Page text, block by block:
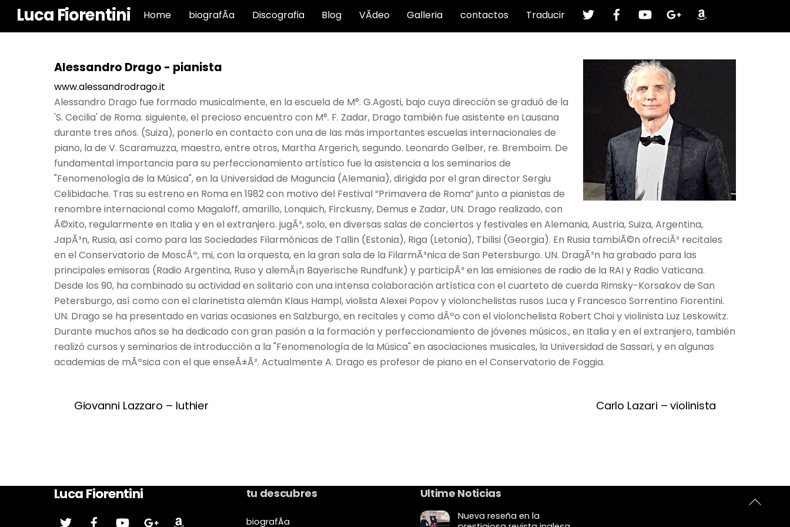
saltarLuca Fiorentini Gorjeo FacebookYoutube google
Plus
Home biografÃ­a Discografia Blog VÃ­deo Galleria contactos Traducir
Alessandro Drago - pianista
www.alessandrodrago.it
Alessandro Drago fue formado musicalmente, en la escuela de M°. G.Agosti, bajo cuya dirección se graduó de la
'S. Cecilia' de Roma. siguiente, el precioso encuentro con M°. F. Zadar, Drago también fue asistente en Lausana
durante tres años. (Suiza), ponerlo en contacto con una de las más importantes escuelas internacionales de
piano, la de V. Scaramuzza, maestro, entre otros, Martha Argerich, segundo. Leonardo Gelber, re. Bremboim. De
fundamental importancia para su perfeccionamiento artístico fue la asistencia a los seminarios de
"Fenomenología de la Música", en la Universidad de Maguncia (Alemania), dirigida por el gran director Sergiu
Celibidache. Tras su estreno en Roma en 1982 con motivo del Festival “Primavera de Roma” junto a pianistas de
renombre internacional como Magaloff, amarillo, Lonquich, Firckusny, Demus e Zadar, UN. Drago realizado, con
Ã©xito, regularmente en Italia y en el extranjero. jugÃ³, solo, en diversas salas de conciertos y festivales en Alemania, Austria, Suiza, Argentina,
JapÃ³n, Rusia, así como para las Sociedades Filarmónicas de Tallin (Estonia), Riga (Letonia), Tbilisi (Georgia). En Rusia tambiÃ©n ofreciÃ³ recitales
en el Conservatorio de MoscÃº, mi, con la orquesta, en la gran sala de la FilarmÃ³nica de San Petersburgo. UN. DragÃ³n ha grabado para las
principales emisoras (Radio Argentina, Ruso y alemÃ¡n Bayerische Rundfunk) y participÃ³ en las emisiones de radio de la RAI y Radio Vaticana.
Desde los 90, ha combinado su actividad en solitario con una intensa colaboración artística con el cuarteto de cuerda Rimsky-Korsakov de San
Petersburgo, así como con el clarinetista alemán Klaus Hampl, violista Alexei Popov y violonchelistas rusos Luca y Francesco Sorrentino Fiorentini.
UN. Drago se ha presentado en varias ocasiones en Salzburgo, en recitales y como dÃºo con el violonchelista Robert Choi y violinista Luz Leskowitz.
Durante muchos años se ha dedicado con gran pasión a la formación y perfeccionamiento de jóvenes músicos., en Italia y en el extranjero, también
realizó cursos y seminarios de introducción a la "Fenomenología de la Música" en asociaciones musicales, la Universidad de Sassari, y en algunas
academias de mÃºsica con el que enseÃ±Ã³. Actualmente A. Drago es profesor de piano en el Conservatorio de Foggia.
Giovanni Lazzaro – luthier Carlo Lazari – violinista
Luca Fiorentini
Gorjeo FacebookYoutube google
Plus
tu descubres
biografÃ­a
Ultime Noticias
Nueva reseña en la